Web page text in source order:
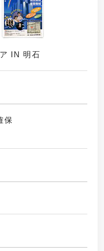
IN 明石
保